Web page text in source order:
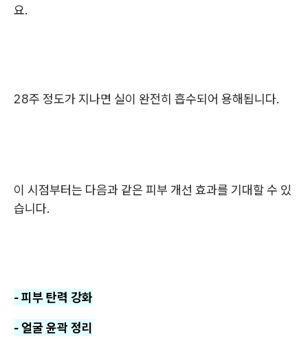
요.
28주 정도가 지나면 실이 완전히 흡수되어 용해됩니다.
이 시점부터는 다음과 같은 피부 개선 효과를 기대할 수 있
습니다.
- 피부 탄력 강화
- 얼굴 윤곽 정리